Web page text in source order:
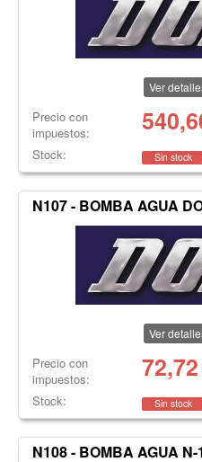
Ver
Precio con
impuestos:
Stock: Sin stock
N107 - BOMBA AGUA
Ver
Precio con
impuestos:
72,72
Stock: Sin stock
N108 - BOMBA AGUA